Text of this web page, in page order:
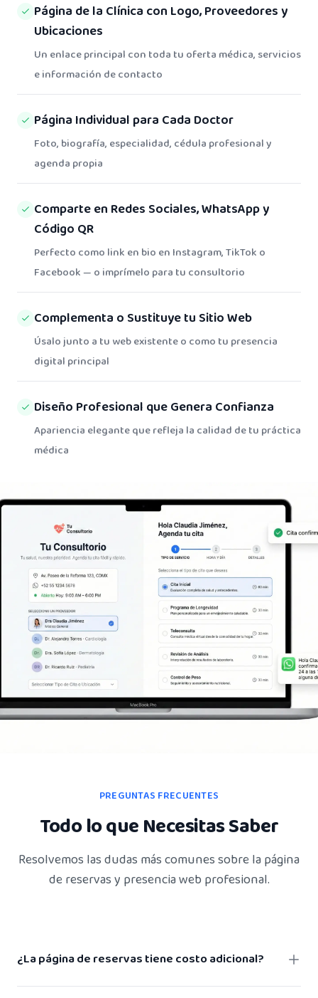
Página de la Clínica con Logo, Proveedores y
Ubicaciones
Un enlace principal con toda tu oferta médica, servicios
e información de contacto
Página Individual para Cada Doctor
Foto, biografía, especialidad, cédula profesional y
agenda propia
Comparte en Redes Sociales, WhatsApp y
Código QR
Perfecto como link en bio en Instagram, TikTok o
Facebook — o imprímelo para tu consultorio
Complementa o Sustituye tu Sitio Web
Úsalo junto a tu web existente o como tu presencia
digital principal
Diseño Profesional que Genera Confianza
Apariencia elegante que refleja la calidad de tu práctica
médica
Conoce el expediente clínico electrónico
PREGUNTAS FRECUENTES
Todo lo que Necesitas Saber
Resolvemos las dudas más comunes sobre la página
de reservas y presencia web profesional.
¿La página de reservas tiene costo adicional?